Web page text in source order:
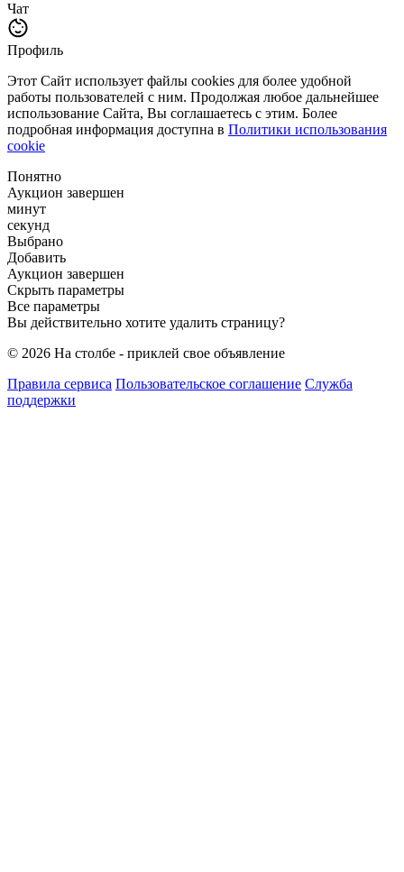
Чат
Профиль
Этот Сайт использует файлы cookies для более удобной
работы пользователей с ним. Продолжая любое дальнейшее
использование Сайта, Вы соглашаетесь с этим. Более
подробная информация доступна в Политики использования
cookie
Понятно
Аукцион завершен
минут
секунд
Выбрано
Добавить
Аукцион завершен
Скрыть параметры
Все параметры
Вы действительно хотите удалить страницу?
© 2026 На столбе - приклей свое объявление
Правила сервиса Пользовательское соглашение Служба
поддержки